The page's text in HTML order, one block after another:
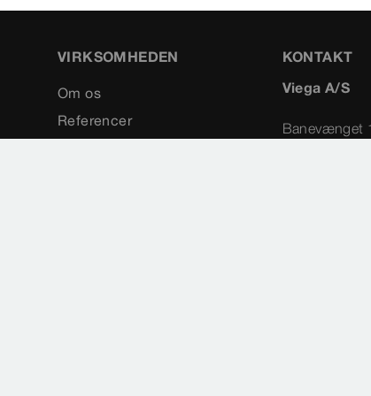
VIRKSOMHEDEN
Om os
Referencer
KONTAKT
Viega A/S
Banevænget